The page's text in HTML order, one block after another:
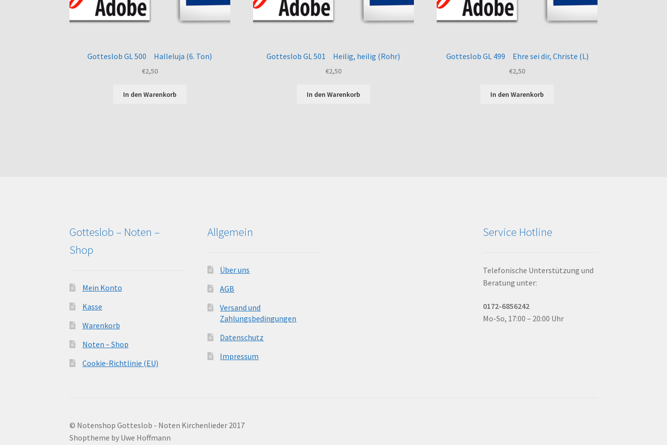
Gotteslob GL 500 Halleluja (6. Ton)
€2,50
In den Warenkorb
Gotteslob GL 501 Heilig, heilig (Rohr)
€2,50
In den Warenkorb
Gotteslob GL 499 Ehre sei dir, Christe (L)
€2,50
In den Warenkorb
Gotteslob – Noten –
Shop
Mein Konto
Kasse
Warenkorb
Noten – Shop
Cookie-Richtlinie (EU)
Allgemein
Über uns
AGB
Versand und
Zahlungsbedingungen
Datenschutz
Impressum
Service Hotline
Telefonische Unterstützung und
Beratung unter:
0172-6856242
Mo-So, 17:00 – 20:00 Uhr
© Notenshop Gotteslob - Noten Kirchenlieder 2017
Shoptheme by Uwe Hoffmann